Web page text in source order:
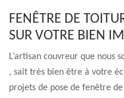
FENÊTRE DE
SUR VOTRE BIEN
L’artisan couvreur que nous
, sait très bien être à votre
projets de pose de fenêtre